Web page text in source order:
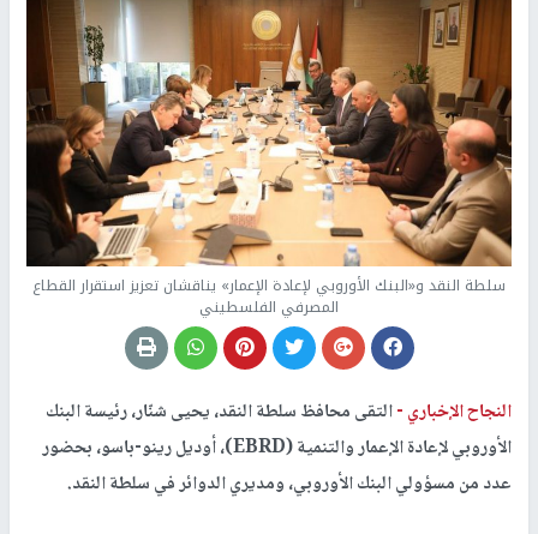
سلطة النقد و«البنك الأوروبي لإعادة الإعمار» يناقشان تعزيز استقرار القطاع
المصرفي الفلسطيني
النجاح الإخباري -التقى محافظ سلطة النقد، يحيى شنّار، رئيسة البنك
الأوروبي لإعادة الإعمار والتنمية (EBRD)، أوديل رينو-باسو، بحضور
عدد من مسؤولي البنك الأوروبي، ومديري الدوائر في سلطة النقد.